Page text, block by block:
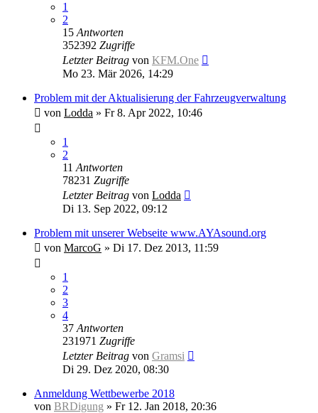
1
2
15 Antworten
352392 Zugriffe
Letzter Beitrag von KFM.One
Mo 23. Mär 2026, 14:29
Problem mit der Aktualisierung der Fahrzeugverwaltung
von Lodda » Fr 8. Apr 2022, 10:46
1
2
11 Antworten
78231 Zugriffe
Letzter Beitrag von Lodda
Di 13. Sep 2022, 09:12
Problem mit unserer Webseite www.AYAsound.org
von MarcoG » Di 17. Dez 2013, 11:59
1
2
3
4
37 Antworten
231971 Zugriffe
Letzter Beitrag von Gramsi
Di 29. Dez 2020, 08:30
Anmeldung Wettbewerbe 2018
von BRDigung » Fr 12. Jan 2018, 20:36